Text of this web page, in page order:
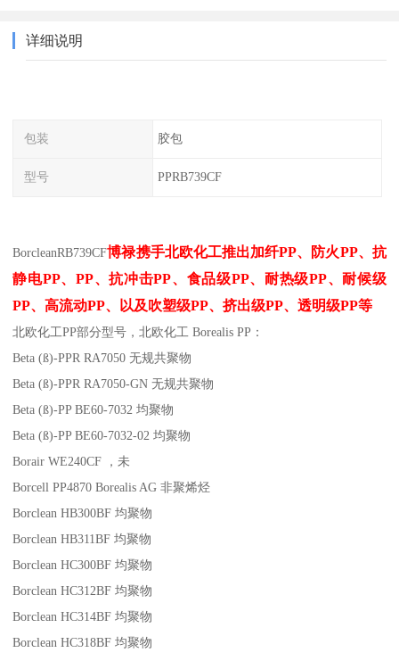
详细说明
包装 胶包
型号 PPRB739CF
BorcleanRB739CF博禄携手北欧化工推出加纤PP、防火PP、抗
静电PP、PP、抗冲击PP、食品级PP、耐热级PP、耐候级
PP、高流动PP、以及吹塑级PP、挤出级PP、透明级PP等
北欧化工PP部分型号，北欧化工 Borealis PP：
Beta (ß)-PPR RA7050 无规共聚物
Beta (ß)-PPR RA7050-GN 无规共聚物
Beta (ß)-PP BE60-7032 均聚物
Beta (ß)-PP BE60-7032-02 均聚物
Borair WE240CF
，未
Borcell PP4870 Borealis AG 非聚烯烃
Borclean HB300BF 均聚物
Borclean HB311BF 均聚物
Borclean HC300BF 均聚物
Borclean HC312BF 均聚物
Borclean HC314BF 均聚物
Borclean HC318BF 均聚物